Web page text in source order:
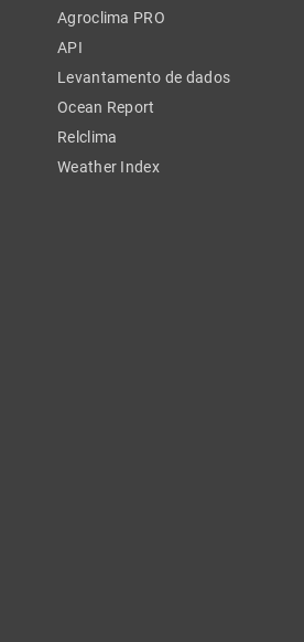
Agroclima PRO
API
Levantamento de dados
Ocean Report
Relclima
Weather Index